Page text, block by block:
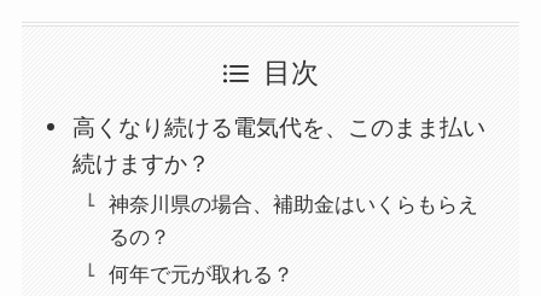
目次
高くなり続ける電気代を、このまま払い
続けますか？
神奈川県の場合、補助金はいくらもらえ
るの？
何年で元が取れる？